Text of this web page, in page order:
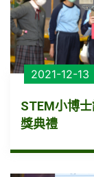
2021-12-13
STEM小博
獎典禮